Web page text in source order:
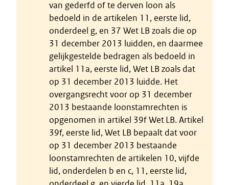
van gederfd of te derven loon als
bedoeld in de artikelen 11, eerste lid,
onderdeel g, en 37 Wet LB zoals die op
31 december 2013 luidden, en daarmee
gelijkgestelde bedragen als bedoeld in
artikel 11a, eerste lid, Wet LB zoals dat
op 31 december 2013 luidde. Het
overgangsrecht voor op 31 december
2013 bestaande loonstamrechten is
opgenomen in artikel 39f Wet LB. Artikel
39f, eerste lid, Wet LB bepaalt dat voor
op 31 december 2013 bestaande
loonstamrechten de artikelen 10, vijfde
lid, onderdelen b en c, 11, eerste lid,